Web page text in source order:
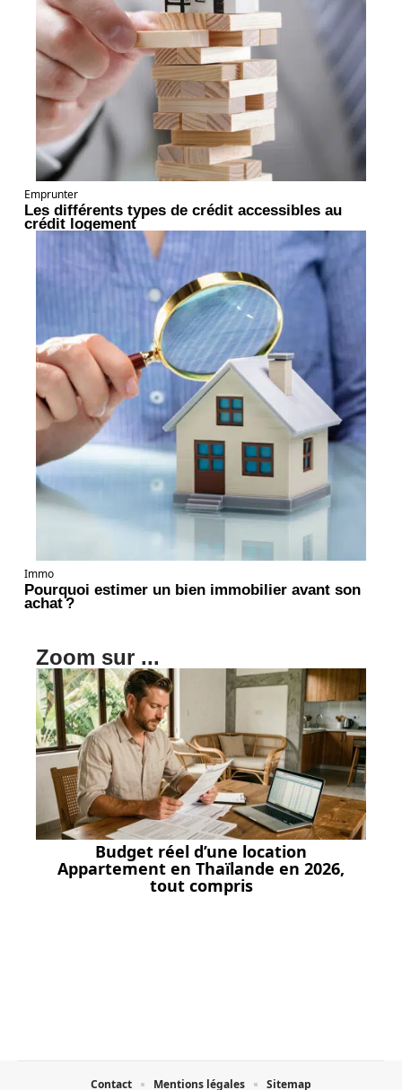
Emprunter
Les différents types de crédit accessibles au
crédit logement
Immo
Pourquoi estimer un bien immobilier avant son
achat ?
Zoom sur ...
Budget réel d’une location
Appartement en Thaïlande en 2026,
tout compris
Contact Mentions légales Sitemap